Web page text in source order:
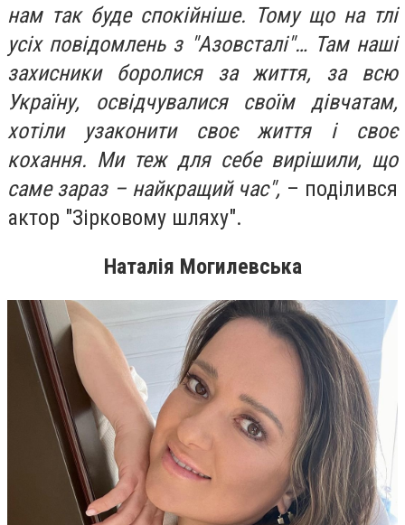
нам так буде спокійніше. Тому що на тлі
усіх повідомлень з "Азовсталі"… Там наші
захисники боролися за життя, за всю
Україну, освідчувалися своїм дівчатам,
хотіли узаконити своє життя і своє
кохання. Ми теж для себе вирішили, що
саме зараз – найкращий час", – поділився
актор "Зірковому шляху".
Наталія Могилевська